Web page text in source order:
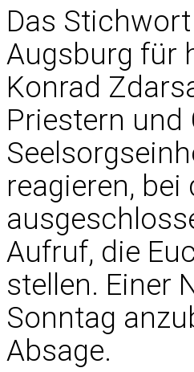
Das Stichwort
Augsburg für
Konrad
Priestern und
reagieren,
Aufruf, die
stellen. Einer
Sonntag
Absage.